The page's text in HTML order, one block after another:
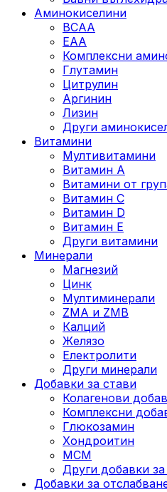
Аминокиселини
BCAA
EAA
Комплексни
Глутамин
Цитрулин
Аргинин
Лизин
Други
Витамини
Мултивитамини
Витамин А
Витамини от
Витамин C
Витамин D
Витамин E
Други витамини
Минерали
Магнезий
Цинк
Мултиминерали
ZMA и ZMB
Калций
Желязо
Електролити
Други минерали
Добавки за стави
Колагенови
Комплексни
Глюкозамин
Хондроитин
МСМ
Други добавки
Добавки за